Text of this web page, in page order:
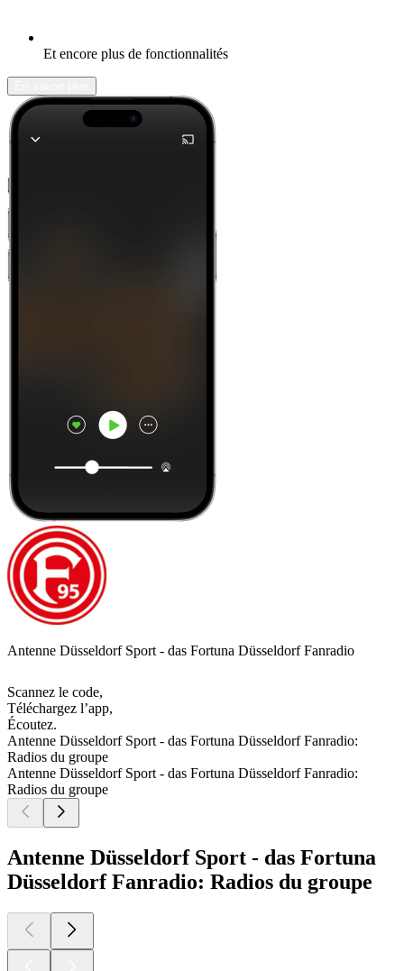
Et encore plus de fonctionnalités
Antenne Düsseldorf Sport - das Fortuna Düsseldorf Fanradio
Scannez le code,
Téléchargez l’app,
Écoutez.
Antenne Düsseldorf Sport - das Fortuna Düsseldorf Fanradio:
Radios du groupe
Antenne Düsseldorf Sport - das Fortuna Düsseldorf Fanradio:
Radios du groupe
Antenne Düsseldorf Sport - das Fortuna
Düsseldorf Fanradio: Radios du groupe